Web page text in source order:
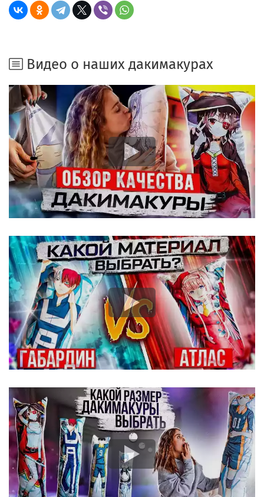
Видео о наших дакимакурах